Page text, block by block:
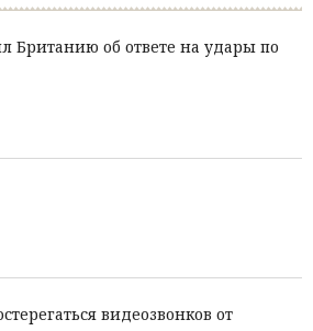
об ответе на удары по
видеозвонков от